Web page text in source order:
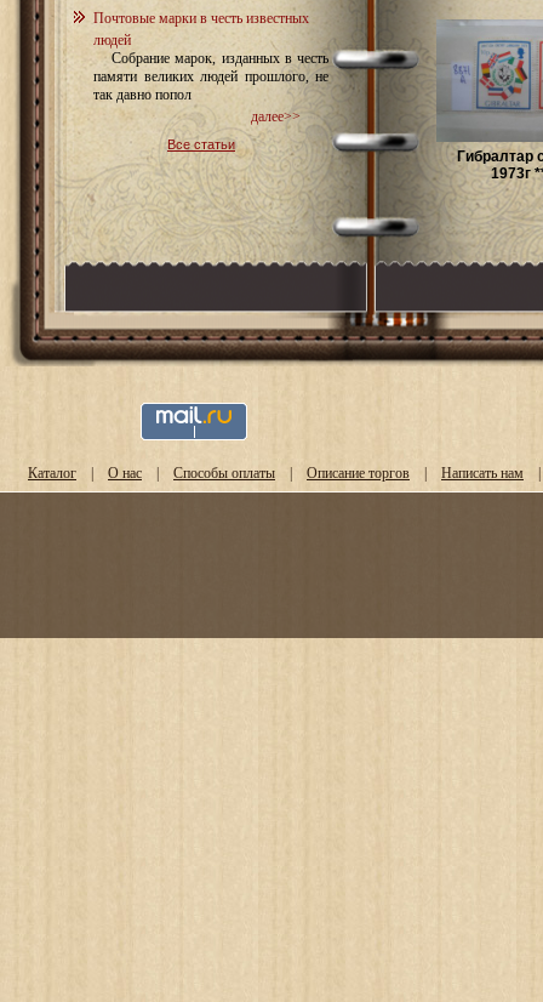
Почтовые марки в честь известных
людей
Собрание марок, изданных в честь
памяти великих людей прошлого, не
так давно попол
далее>>
Все статьи
Гибралтар
1973г
Каталог | О нас | Способы оплаты | Описание торгов | Написать нам |